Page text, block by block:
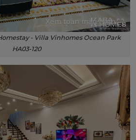
Xem toàn màn hình
- Villa Vinhomes Ocean Park
HA03-120